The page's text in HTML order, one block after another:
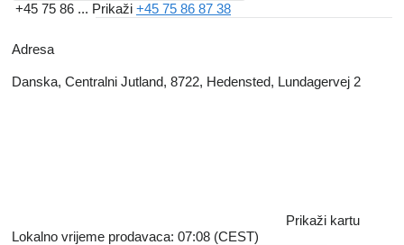
+45 75 86 ... Prikaži +45 75 86 87 38
Adresa
Danska, Centralni Jutland, 8722, Hedensted, Lundagervej 2
Prikaži kartu
Lokalno vrijeme prodavaca: 07:08 (CEST)